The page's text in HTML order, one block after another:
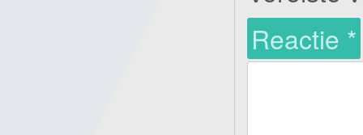
Reactie *